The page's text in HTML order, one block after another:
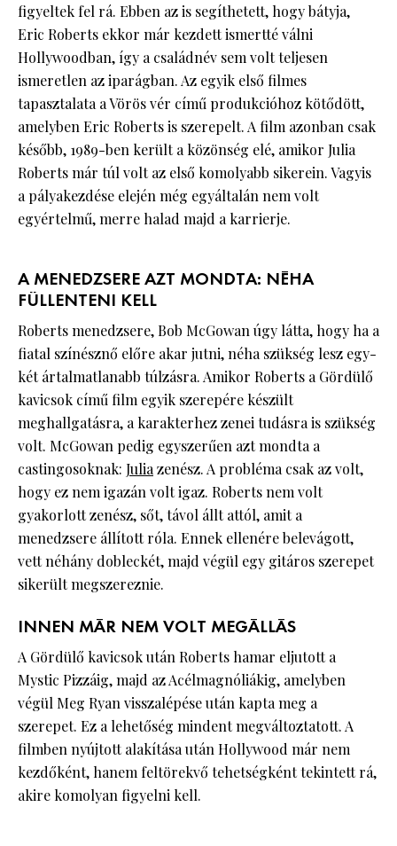
figyeltek fel rá. Ebben az is segíthetett, hogy bátyja,
Eric Roberts ekkor már kezdett ismertté válni
Hollywoodban, így a családnév sem volt teljesen
ismeretlen az iparágban. Az egyik első filmes
tapasztalata a Vörös vér című produkcióhoz kötődött,
amelyben Eric Roberts is szerepelt. A film azonban csak
később, 1989-ben került a közönség elé, amikor Julia
Roberts már túl volt az első komolyabb sikerein. Vagyis
a pályakezdése elején még egyáltalán nem volt
egyértelmű, merre halad majd a karrierje.
A MENEDZSERE AZT MONDTA: NÉHA
FÜLLENTENI KELL
Roberts menedzsere, Bob McGowan úgy látta, hogy ha a
fiatal színésznő előre akar jutni, néha szükség lesz egy-
két ártalmatlanabb túlzásra. Amikor Roberts a Gördülő
kavicsok című film egyik szerepére készült
meghallgatásra, a karakterhez zenei tudásra is szükség
volt. McGowan pedig egyszerűen azt mondta a
castingosoknak: Juliazenész. A probléma csak az volt,
hogy ez nem igazán volt igaz. Roberts nem volt
gyakorlott zenész, sőt, távol állt attól, amit a
menedzsere állított róla. Ennek ellenére belevágott,
vett néhány dobleckét, majd végül egy gitáros szerepet
sikerült megszereznie.
INNEN MÁR NEM VOLT MEGÁLLÁS
A Gördülő kavicsok után Roberts hamar eljutott a
Mystic Pizzáig, majd az Acélmagnóliákig, amelyben
végül Meg Ryan visszalépése után kapta meg a
szerepet. Ez a lehetőség mindent megváltoztatott. A
filmben nyújtott alakítása után Hollywood már nem
kezdőként, hanem feltörekvő tehetségként tekintett rá,
akire komolyan figyelni kell.